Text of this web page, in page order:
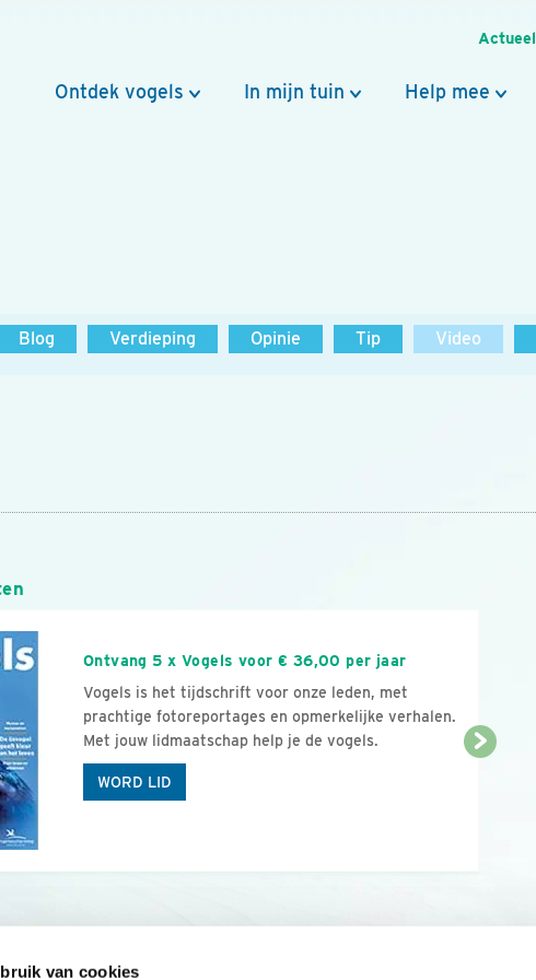
van cookies
Actueel
Ontdek vogels In mijn tuin Help mee
Blog Verdieping Opinie Tip Video
Ontvang 5 x Vogels voor € 36,00 per jaar
Vogels is het tijdschrift voor onze leden, met
prachtige fotoreportages en opmerkelijke verhalen.
Met jouw lidmaatschap help je de vogels.
WORD LID